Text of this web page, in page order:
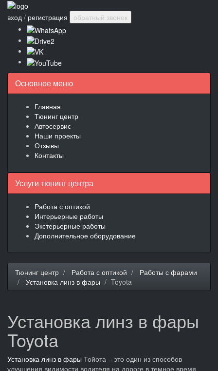
вход / регистрация обратный звонок
Основное меню
Главная
Тюнинг центр
Автосервис
Наши проекты
Отзывы
Контакты
Услуги тюнинг центра
Работа с оптикой
Интерьерные работы
Экстерьерные работы
Дополнительное оборудование
Тюнинг центр Работа с оптикой
Работы с фарами
Установка линз в фары
Toyota
Установка линз в фары
Toyota
Установка линз в фары Тойота – это один из способов
улучшения видимости водителя на дороге в темное время